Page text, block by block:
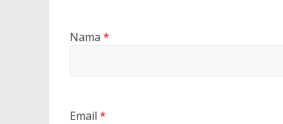
Nama *
Email *